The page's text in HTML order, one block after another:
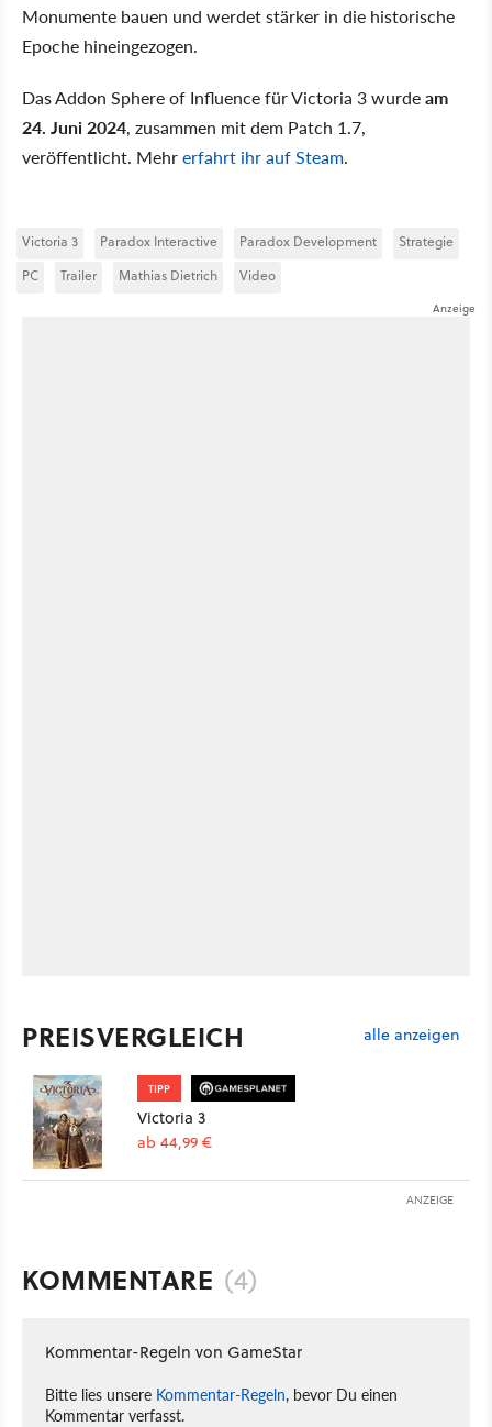
Monumente bauen und werdet stärker in die historische
Epoche hineingezogen.
Das Addon Sphere of Influence für Victoria 3 wurdeam
24. Juni 2024, zusammen mit dem Patch 1.7,
veröffentlicht. Mehrerfahrt ihr auf Steam.
Victoria 3 Paradox Interactive Paradox Development
Strategie
PC
Trailer Mathias Dietrich Video
PREISVERGLEICH alle anzeigen
TIPP
Victoria 3
ab 44,99 €
ANZEIGE
KOMMENTARE (4)
Kommentar-Regeln von GameStar
Bitte lies unsere Kommentar-Regeln, bevor Du einen
Kommentar verfasst.